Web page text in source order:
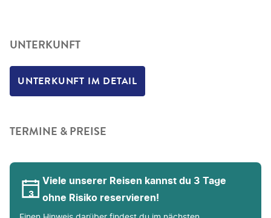
UNTERKUNFT
UNTERKUNFT IM DETAIL
TERMINE & PREISE
Viele unserer Reisen kannst du 3 Tage
ohne Risiko reservieren!